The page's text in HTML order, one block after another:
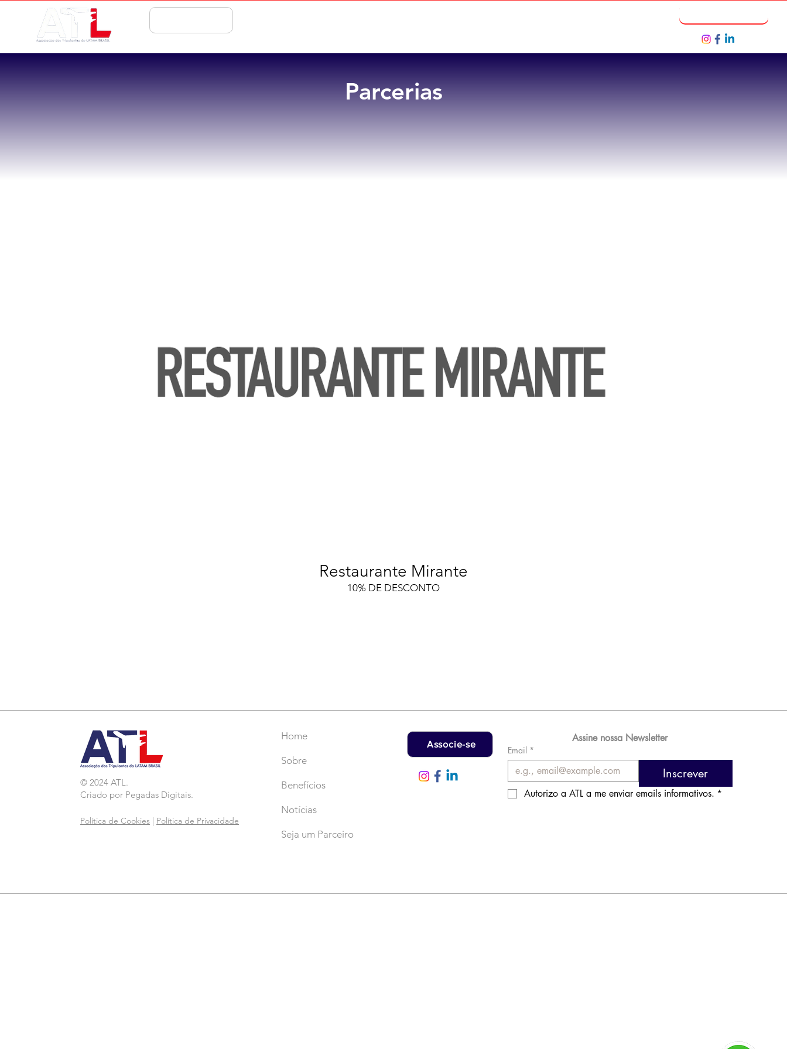
Parcerias
Restaurante Mirante
10% DE DESCONTO
© 2024 ATL.
Criado por Pegadas Digitais.
Política de Cookies | Política de Privacidade
Home
Sobre
Benefícios
Notícias
Seja um Parceiro
Associe-se
Assine nossa Newsletter
Email *
Inscrever
Autorizo a ATL a me enviar emails informativos. *